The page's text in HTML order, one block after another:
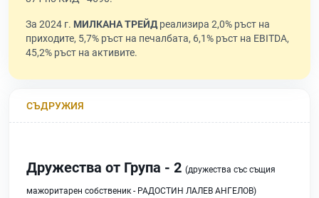
За 2024 г. МИЛКАНА ТРЕЙДреализира 2,0% ръст на
приходите, 5,7% ръст на печалбата, 6,1% ръст на EBITDA,
45,2% ръст на активите.
СЪДРУЖИЯ
Дружества от Група - 2 (дружества със същия
мажоритарен собственик - РАДОСТИН ЛАЛЕВ АНГЕЛОВ)